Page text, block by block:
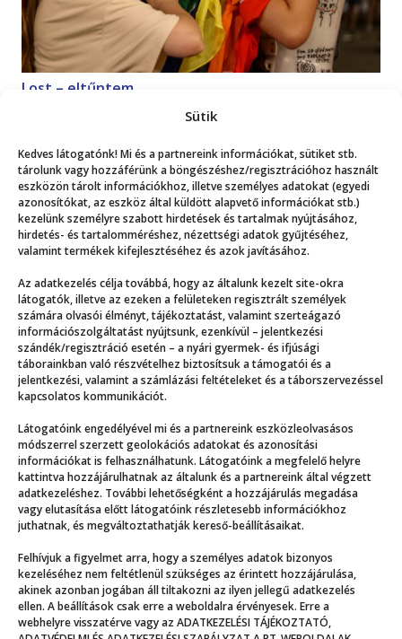
Sütik
Kedves látogatónk! Mi és a partnereink információkat, sütiket stb.
tárolunk vagy hozzáférünk a böngészéshez/regisztrációhoz használt
eszközön tárolt információkhoz, illetve személyes adatokat (egyedi
azonosítókat, az eszköz által küldött alapvető információkat stb.)
kezelünk személyre szabott hirdetések és tartalmak nyújtásához,
hirdetés- és tartalomméréshez, nézettségi adatok gyűjtéséhez,
valamint termékek kifejlesztéséhez és azok javításához.
Az adatkezelés célja továbbá, hogy az általunk kezelt site-okra
látogatók, illetve az ezeken a felületeken regisztrált személyek
számára olvasói élményt, tájékoztatást, valamint szerteágazó
információszolgáltatást nyújtsunk, ezenkívül – jelentkezési
szándék/regisztráció esetén – a nyári gyermek- és ifjúsági
táborainkban való részvételhez biztosítsuk a támogatói és a
jelentkezési, valamint a számlázási feltételeket és a táborszervezéssel
kapcsolatos kommunikációt.
Látogatóink engedélyével mi és a partnereink eszközleolvasásos
módszerrel szerzett geolokációs adatokat és azonosítási
információkat is felhasználhatunk. Látogatóink a megfelelő helyre
kattintva hozzájárulhatnak az általunk és a partnereink által végzett
adatkezeléshez. További lehetőségként a hozzájárulás megadása
vagy elutasítása előtt látogatóink részletesebb információkhoz
juthatnak, és megváltoztathatják kereső-beállításaikat.
Felhívjuk a figyelmet arra, hogy a személyes adatok bizonyos
kezeléséhez nem feltétlenül szükséges az érintett hozzájárulása,
akinek azonban jogában áll tiltakozni az ilyen jellegű adatkezelés
ellen. A beállítások csak erre a weboldalra érvényesek. Erre a
webhelyre visszatérve vagy az ADATKEZELÉSI TÁJÉKOZTATÓ,
Lost – eltűntem
Mutasd a többit!
Még több
Az eső mosta tábor